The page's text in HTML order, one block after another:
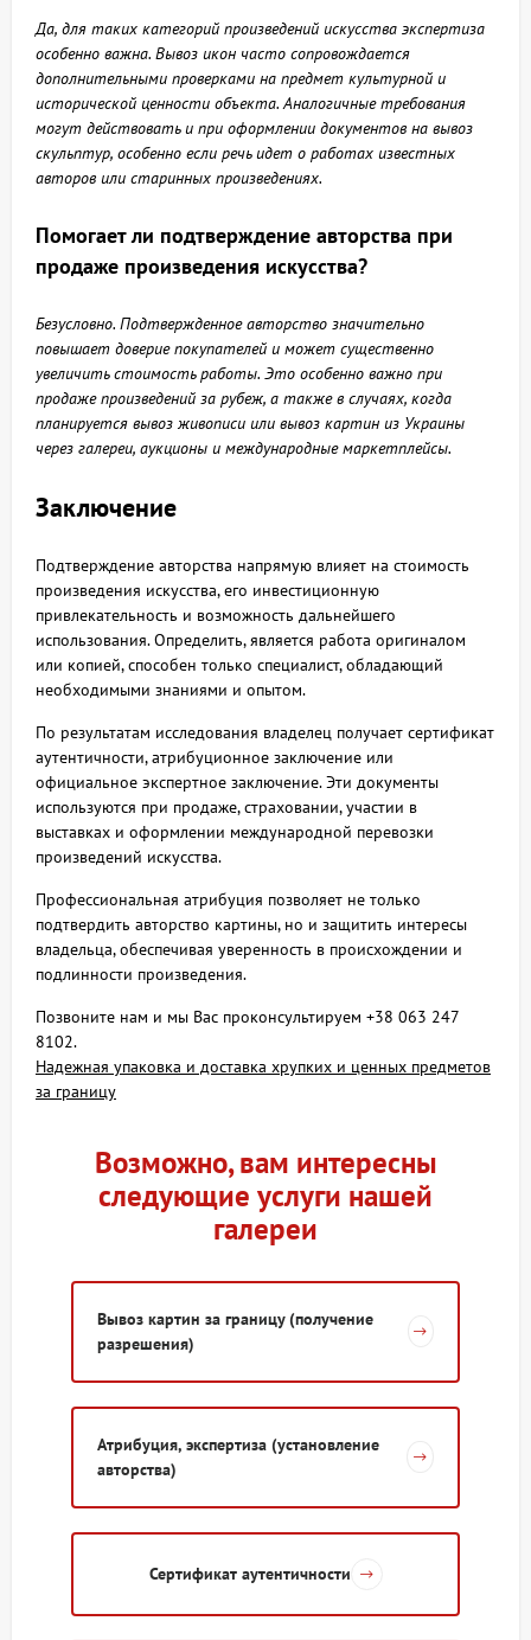
Да, для таких категорий произведений искусства экспертиза
особенно важна. Вывоз икон часто сопровождается
дополнительными проверками на предмет культурной и
исторической ценности объекта. Аналогичные требования
могут действовать и при оформлении документов на вывоз
скульптур, особенно если речь идет о работах известных
авторов или старинных произведениях.
Помогает ли подтверждение авторства при
продаже произведения искусства?
Безусловно. Подтвержденное авторство значительно
повышает доверие покупателей и может существенно
увеличить стоимость работы. Это особенно важно при
продаже произведений за рубеж, а также в случаях, когда
планируется вывоз живописи или вывоз картин из Украины
через галереи, аукционы и международные маркетплейсы.
Заключение
Подтверждение авторства напрямую влияет на стоимость
произведения искусства, его инвестиционную
привлекательность и возможность дальнейшего
использования. Определить, является работа оригиналом
или копией, способен только специалист, обладающий
необходимыми знаниями и опытом.
По результатам исследования владелец получает сертификат
аутентичности, атрибуционное заключение или
официальное экспертное заключение. Эти документы
используются при продаже, страховании, участии в
выставках и оформлении международной перевозки
произведений искусства.
Профессиональная атрибуция позволяет не только
подтвердить авторство картины, но и защитить интересы
владельца, обеспечивая уверенность в происхождении и
подлинности произведения.
Позвоните нам и мы Вас проконсультируем +38 063 247
8102.
Надежная упаковка и доставка хрупких и ценных предметов
за границу
Возможно, вам интересны
следующие услуги нашей
галереи
Вывоз картин за границу (получение
разрешения)
Атрибуция, экспертиза (установление
авторства)
Сертификат аутентичности